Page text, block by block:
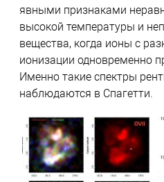
явными признаками
высокой температуры и
вещества, когда ионы с
ионизации одновременно
Именно такие спектры
наблюдаются в Спагетти.